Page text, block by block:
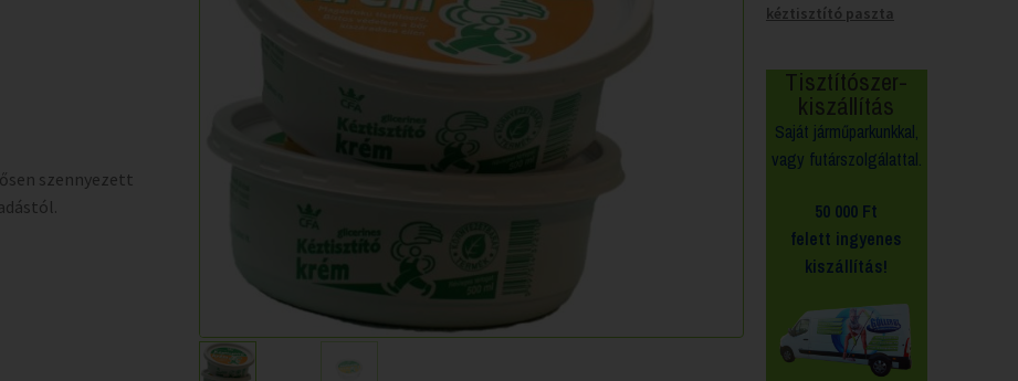
szennyezett
kéztisztító paszta
Tisztítószer-
kiszállítás
Saját járműparkunkkal,
vagy futárszolgálattal.
50 000 Ft
felett ingyenes
kiszállítás!